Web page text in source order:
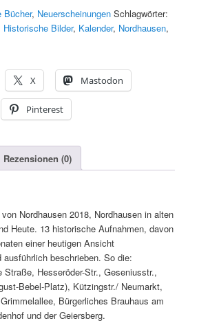
Bücher, Neuerscheinungen Schlagwörter:
Historische Bilder, Kalender, Nordhausen,
X Mastodon
Pinterest
Rezensionen (0)
Nordhausen 2018, Nordhausen in alten
Heute. 13 historische Aufnahmen, davon
einer heutigen Ansicht
ausführlich beschrieben. So die:
Straße, Hesseröder-Str., Geseniusstr.,
Bebel-Platz), Kützingstr./ Neumarkt,
Bürgerliches Brauhaus am
und der Geiersberg.